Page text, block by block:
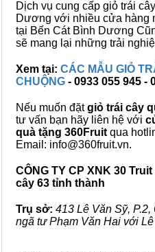
Dịch vụ cung cấp giỏ trái
Dương với nhiều cửa hàng
tại Bến Cát Bình Dương
sẽ mang lại những trải
Xem tại: CÁC MẪU GIỎ
CHUỘNG - 0933 055 945 -
Nếu muốn đặtgiỏ trái cây
tư vấn bạn hãy liên hệ với
quà tặng 360Fruit qua
Email: info@360fruit.vn.
CÔNG TY CP XNK 30
cây 63 tỉnh thành
Trụ sở: 413 Lê Văn Sỹ,
ngã tư Phạm Văn Hai với